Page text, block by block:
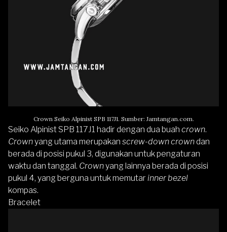
Crown Seiko Alpinist SPB 117J1. Sumber: Jamtangan.com.
Seiko Alpinist SPB 117J1 hadir dengan dua buah crown.
Crownyang utama merupakan screw-down crowndan
berada di posisi pukul 3, digunakan untuk pengaturan
waktu dan tanggal. Crownyang lainnya berada di posisi
pukul 4, yang berguna untuk memutar inner bezel
kompas.
Bracelet